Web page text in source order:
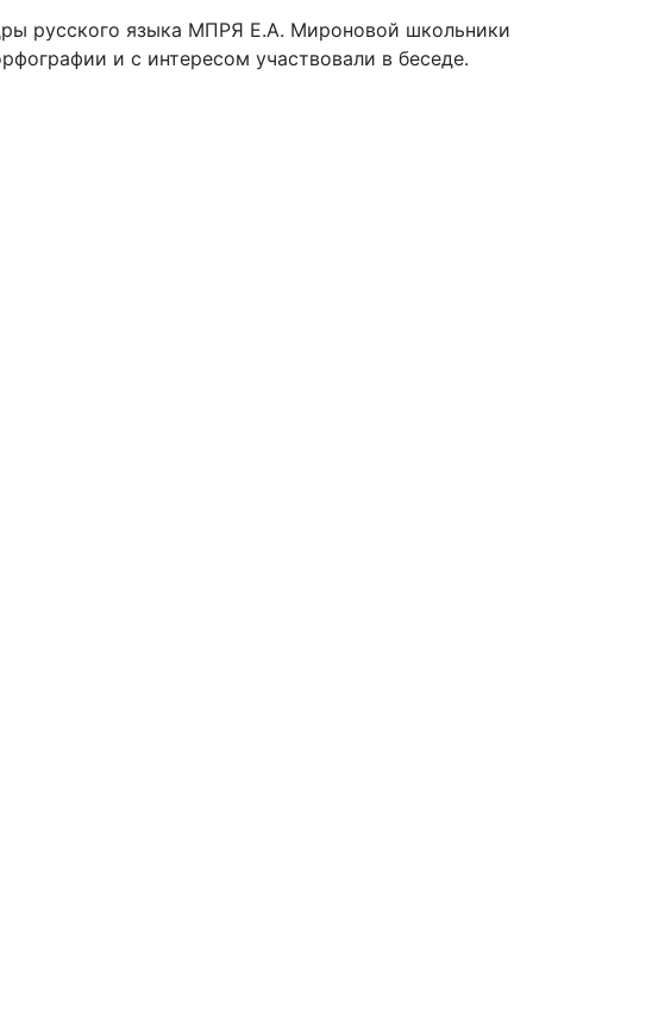
русского языка МПРЯ Е.А. Мироновой школьники
и с интересом участвовали в беседе.